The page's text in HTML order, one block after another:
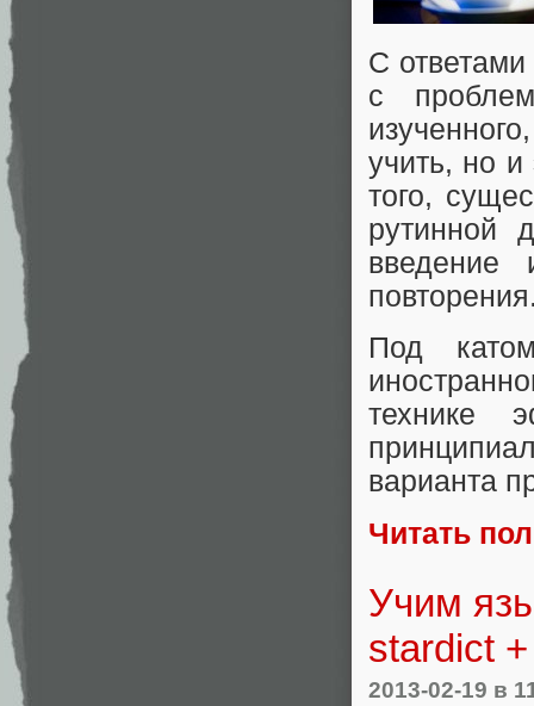
С ответами
с
учить, но
того,
рутинной
введение
Под
технике
варианта
Читать
Учим
stardict
2013-02-19 в